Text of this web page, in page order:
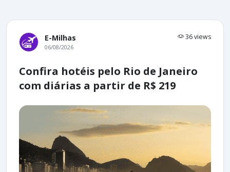
E-Milhas 36 views
06/08/2026
Confira hotéis pelo Rio de Janeiro
com diárias a partir de R$ 219